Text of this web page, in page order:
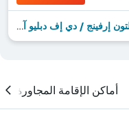
17 صفقة إضافية لـ هوم 2 سويتس باي هيلتون إرفينج / دي إف دبليو آيربورت نورث
أماكن الإقامة المجاورة